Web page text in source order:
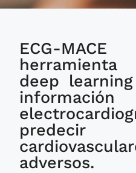
predecir eventos
cardiovasculares
adversos
ECG-
herramienta
deep
predecir
adversos.